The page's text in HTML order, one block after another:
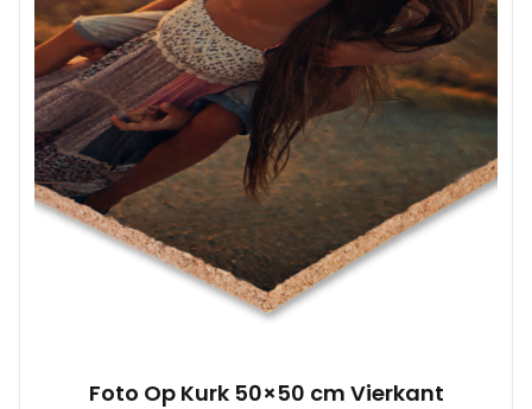
Foto Op Kurk 50×50 cm Vierkant